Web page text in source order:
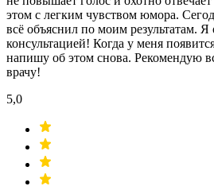
этом с легким чувством юмора.
всё объяснил по моим результатам. Я
консультацией! Когда у меня
напишу об этом снова. Рекомендую
врачу!
5,0